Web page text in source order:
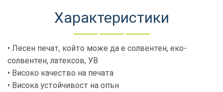
Характеристики
• Лесен печат, който може да е солвентен, еко-
солвентен, латексов, УВ
• Високо качество на печата
• Висока устойчивост на опън